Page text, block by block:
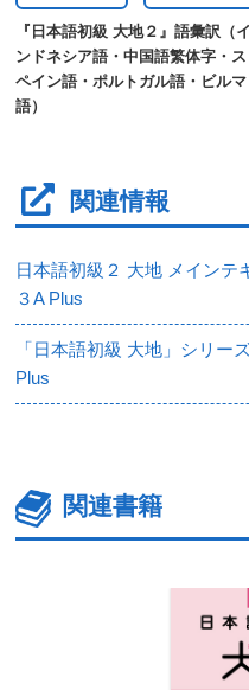
『日本語初級 大地２』語彙訳（イ
ンドネシア語・中国語繁体字・ス
ペイン語・ポルトガル語・ビルマ
語）
関連情報
日本語初級２ 大地 メインテ
３A Plus
「日本語初級 大地」シリー
Plus
関連書籍